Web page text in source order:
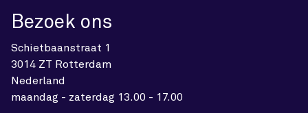
Bezoek ons
Schietbaanstraat 1
3014 ZT Rotterdam
Nederland
maandag - zaterdag 13.00 - 17.00